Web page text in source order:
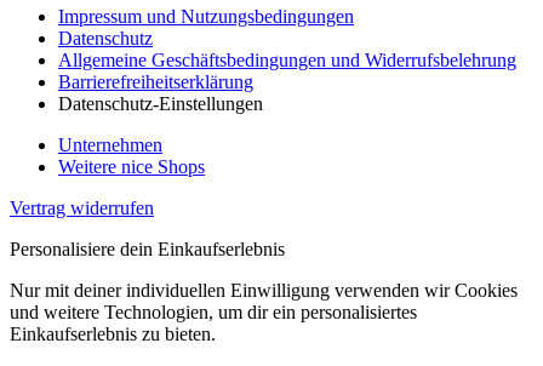
Impressum und Nutzungsbedingungen
Datenschutz
Allgemeine Geschäftsbedingungen und Widerrufsbelehrung
Barrierefreiheitserklärung
Datenschutz-Einstellungen
Unternehmen
Weitere nice Shops
Vertrag widerrufen
Personalisiere dein Einkaufserlebnis
Nur mit deiner individuellen Einwilligung verwenden wir Cookies
und weitere Technologien, um dir ein personalisiertes
Einkaufserlebnis zu bieten.